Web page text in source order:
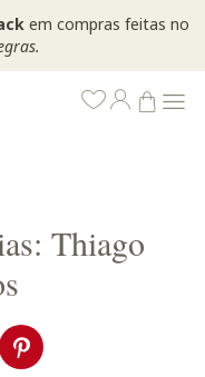
em compras feitas no
Thiago